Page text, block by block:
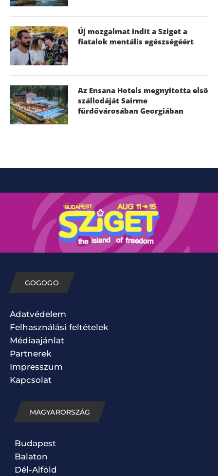
Új mozgalmat indít a Sziget a
fiatalok mentális egészségéért
Az Ensana Hotels megnyitotta első
szállodáját Sairme
fürdővárosában Georgiában
GOGOGO
Adatvédelem
Felhasználási feltételek
Médiaajánlat
Partnerek
Impresszum
Kapcsolat
MAGYARORSZÁG
Budapest
Balaton
Dél-Alföld